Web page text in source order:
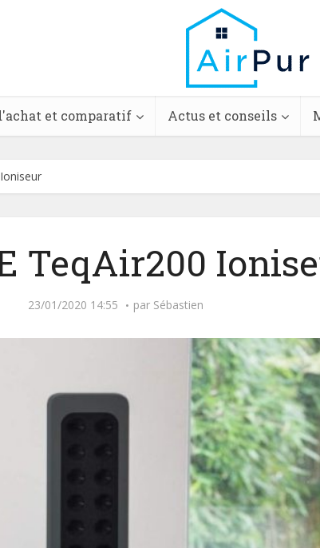
et comparatif Actus et conseils
TeqAir200
23/01/2020 14:55 par Sébastien